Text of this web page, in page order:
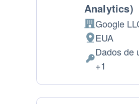
Analytics)
Companhia:
Google
Lugar
de
EUA
Dados
Dados de
+1